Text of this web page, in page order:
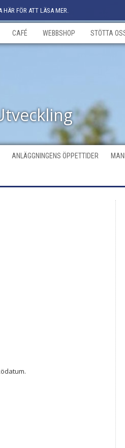
HÄR FÖR ATT LÄSA MER.
CAFÉ WEBBSHOP STÖTTA
ANLÄGGNINGENS ÖPPETTIDER